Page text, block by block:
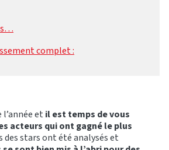
complet :
et il est temps de vous
acteurs qui ont gagné le plus
des stars ont été analysés et